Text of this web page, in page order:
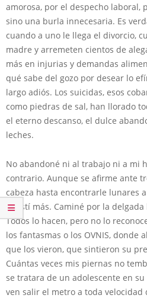
amorosa, por el despecho laboral,
sino una burla innecesaria. Es
cuando a uno le llega el divorcio,
madre y arremeten cientos de
más en injurias y demandas
qué sabe del gozo por desear lo
largo adiós. Los suicidas, esos
como piedras de sal, han llorado
el eterno descanso, el dulce
leches.
No abandoné ni al trabajo ni a mi
contrario. Aunque se afirme ante
cabeza hasta encontrarle lunares
resistí más. Caminé por la
Todos lo hacen, pero no lo
los fantasmas o los OVNIS, donde
que los vieron, que sintieron su
Cuántas veces mis piernas no
se tratara de un adolescente en
ven salir el metro a toda velocidad